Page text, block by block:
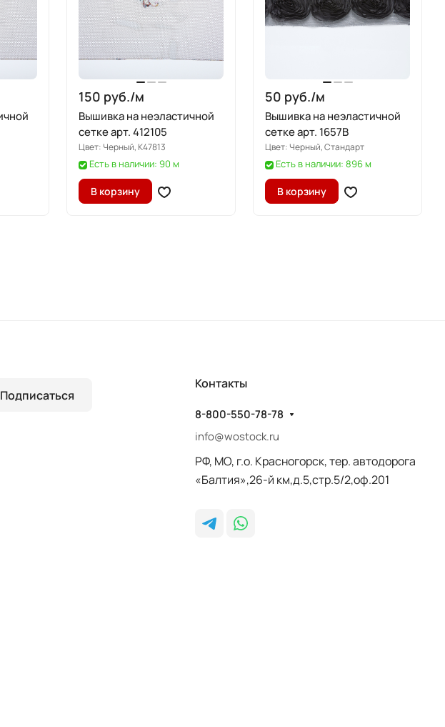
150 руб./м
Вышивка на неэластичной
сетке арт. 412105
Цвет:Черный, K47813
Есть в наличии: 90 м
В корзину
50 руб./м
Вышивка на неэластичной
сетке арт. 1657B
Цвет:Черный, Стандарт
Есть в наличии: 896 м
В корзину
Подписаться
Контакты
8-800-550-78-78
info@wostock.ru
РФ, МО, г.о. Красногорск, тер. автодорога
«Балтия»,26-й км,д.5,стр.5/2,оф.201